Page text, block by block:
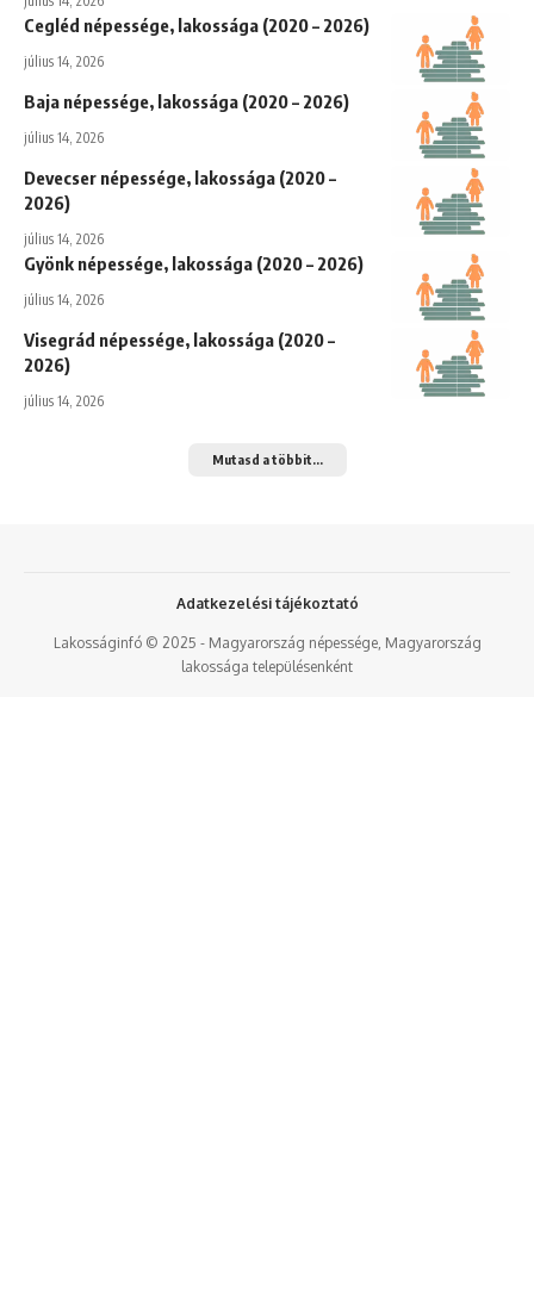
Cegléd népessége, lakossága (2020 – 2026)
július 14, 2026
Baja népessége, lakossága (2020 – 2026)
július 14, 2026
Devecser népessége, lakossága (2020 –
2026)
július 14, 2026
Gyönk népessége, lakossága (2020 – 2026)
július 14, 2026
Visegrád népessége, lakossága (2020 –
2026)
július 14, 2026
Mutasd a többit...
Lakosságinfó © 2025 - Magyarország népessége, Magyarország
lakossága településenként
Adatkezelési tájékoztató